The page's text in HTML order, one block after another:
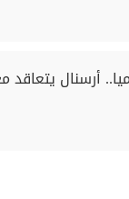
أرسنال يتعاقد